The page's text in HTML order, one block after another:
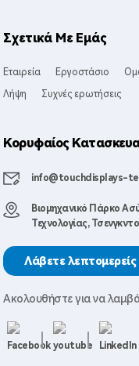
Σχετικά Με Εμάς
Εταιρεία Εργοστάσιο
Λήψη
Συχνές ερωτήσεις
Κορυφαίος
info@touchdisplays-
Βιομηχανικό Πάρκο
Τεχνολογίας,
Λάβετε
Ακολουθήστε για να